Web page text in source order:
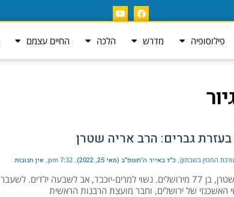
פילוסופיה מדרש הלכה החיים עצמם
גברים: הרב אריה שטרן
המגזין בשבתון) כ״ד באייר ה׳תשפ״ב (מאי 25, 2022) 7:32 pm אין תגובות
הרב אריה שטרן, בן 77 מירושלים. נשוי למרים-יוכבד, אב לשבעה ילדים. לשעבר
האשכנזי של ירושלים, וחבר מועצת הרבנות הראשית